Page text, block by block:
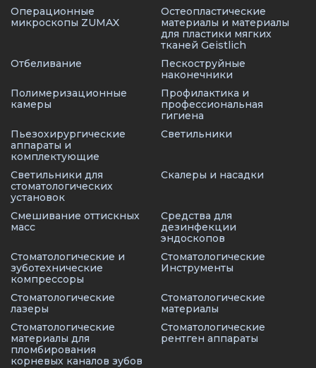
Операционные
микроскопы ZUMAX
Остеопластические
материалы и материалы
для пластики мягких
тканей Geistlich
Отбеливание
Пескоструйные
наконечники
Полимеризационные
камеры
Профилактика и
профессиональная
гигиена
Пьезохирургические
аппараты и
комплектующие
Светильники
Светильники для
стоматологических
установок
Скалеры и насадки
Смешивание оттискных
масс
Средства для
дезинфекции
эндоскопов
Стоматологические и
зуботехнические
компрессоры
Стоматологические
Инструменты
Стоматологические
лазеры
Стоматологические
материалы
Стоматологические
материалы для
пломбирования
корневых каналов зубов
Стоматологические
рентген аппараты